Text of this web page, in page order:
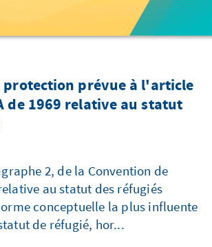
protection prévue à l'article
de 1969 relative au statut
2, de la Convention de
au statut des réfugiés
conceptuelle la plus influente
de réfugié, hor...